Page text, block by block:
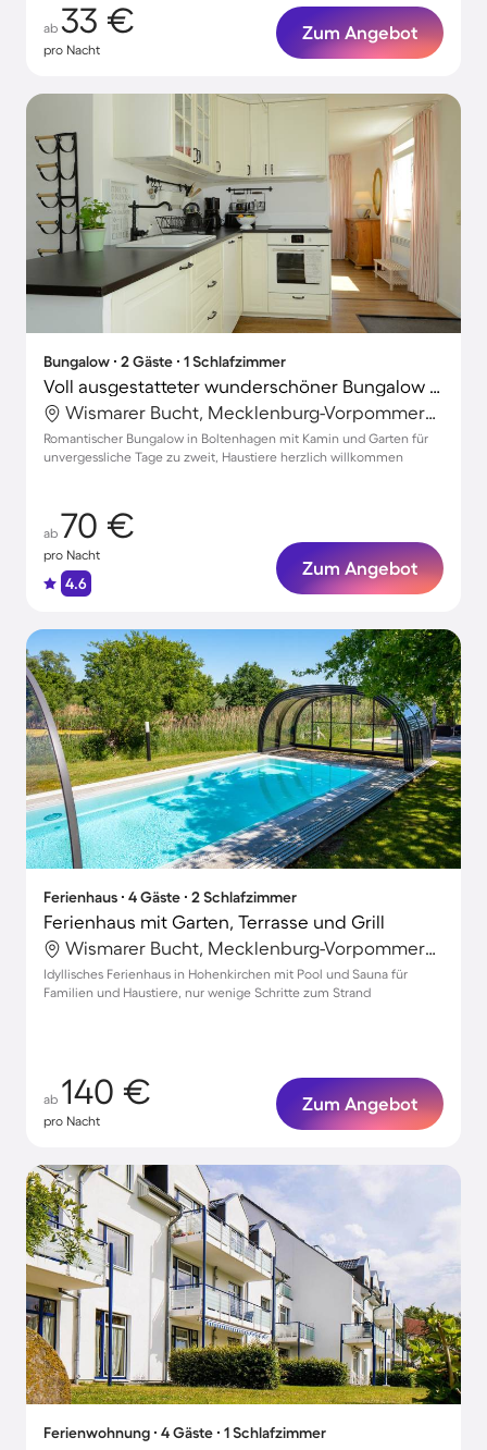
ab 33 €
pro Nacht
Zum Angebot
Bungalow ∙ 2 Gäste ∙ 1 Schlafzimmer
Voll ausgestatteter wunderschöner Bungalow mit Grill und Garten | Gartenblick | Haustierfreundlich
Wismarer Bucht, Mecklenburg-Vorpommern, Deutschland
Romantischer Bungalow in Boltenhagen mit Kamin und Garten für
unvergessliche Tage zu zweit, Haustiere herzlich willkommen
ab 70 €
pro Nacht
4.6
Zum Angebot
Ferienhaus ∙ 4 Gäste ∙ 2 Schlafzimmer
Ferienhaus mit Garten, Terrasse und Grill
Wismarer Bucht, Mecklenburg-Vorpommern, Deutschland
Idyllisches Ferienhaus in Hohenkirchen mit Pool und Sauna für
Familien und Haustiere, nur wenige Schritte zum Strand
ab 140 €
pro Nacht
Zum Angebot
Ferienwohnung ∙ 4 Gäste ∙ 1 Schlafzimmer